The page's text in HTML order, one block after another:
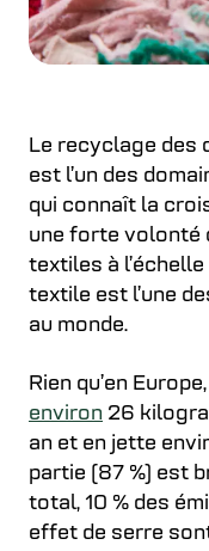
Le recyclage des
est l’un des
qui connaît la
une forte volonté
textiles à
textile est l’une
au monde.
Rien qu’en
environ 26
an et en jette
partie (87 %) est
total, 10 % des
effet de serre